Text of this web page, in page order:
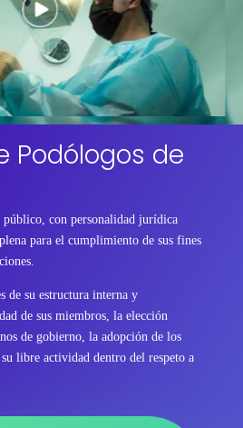
Podólogos de
público, con personalidad jurídica
para el cumplimiento de sus fines
de su estructura interna y
de sus miembros, la elección
de gobierno, la adopción de los
libre actividad dentro del respeto a